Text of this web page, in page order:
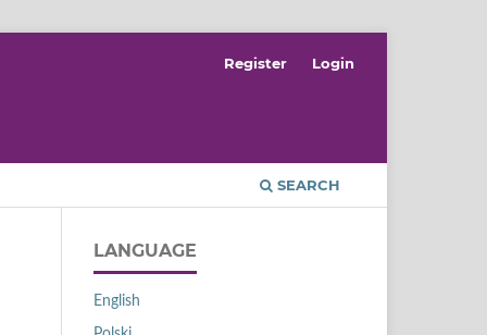
SEARCH
Register Login
LANGUAGE
English